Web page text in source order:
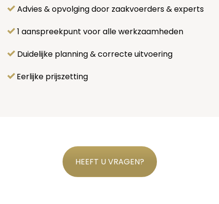
Advies & opvolging door zaakvoerders & experts
1 aanspreekpunt voor alle werkzaamheden
Duidelijke planning & correcte uitvoering
Eerlijke prijszetting
HEEFT U VRAGEN?